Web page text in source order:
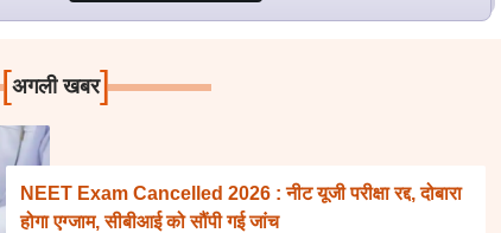
[अगली खबर]
NEET Exam Cancelled 2026 : नीट यूजी परीक्षा रद्द, दोबारा
होगा एग्जाम, सीबीआई को सौंपी गई जांच